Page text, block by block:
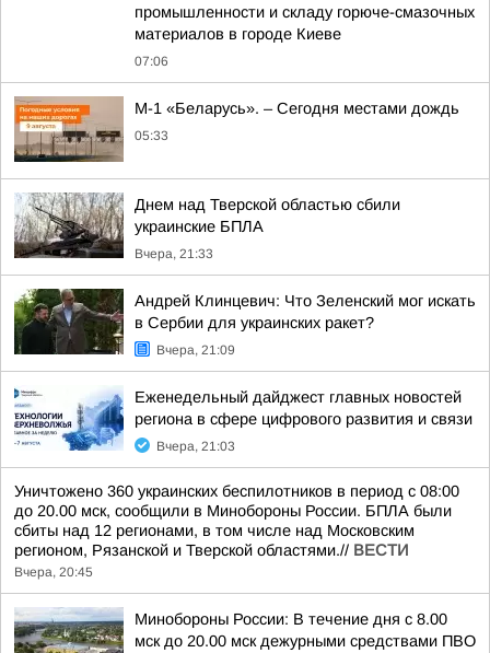
промышленности и складу горюче-смазочных
материалов в городе Киеве
07:06
М-1 «Беларусь». – Сегодня местами дождь
05:33
Днем над Тверской областью сбили
украинские БПЛА
Вчера, 21:33
Андрей Клинцевич: Что Зеленский мог искать
в Сербии для украинских ракет?
Вчера, 21:09
Еженедельный дайджест главных новостей
региона в сфере цифрового развития и связи
Вчера, 21:03
Уничтожено 360 украинских беспилотников в период с 08:00
до 20.00 мск, сообщили в Минобороны России. БПЛА были
сбиты над 12 регионами, в том числе над Московским
регионом, Рязанской и Тверской областями.// ВЕСТИ
Вчера, 20:45
Минобороны России: В течение дня с 8.00
мск до 20.00 мск дежурными средствами ПВО